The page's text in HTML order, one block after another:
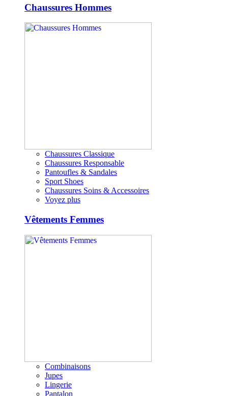
Chaussures Hommes
Chaussures Classique
Chaussures Responsable
Pantoufles & Sandales
Sport Shoes
Chaussures Soins & Accessoires
Voyez plus
Vêtements Femmes
Combinaisons
Jupes
Lingerie
Pantalon